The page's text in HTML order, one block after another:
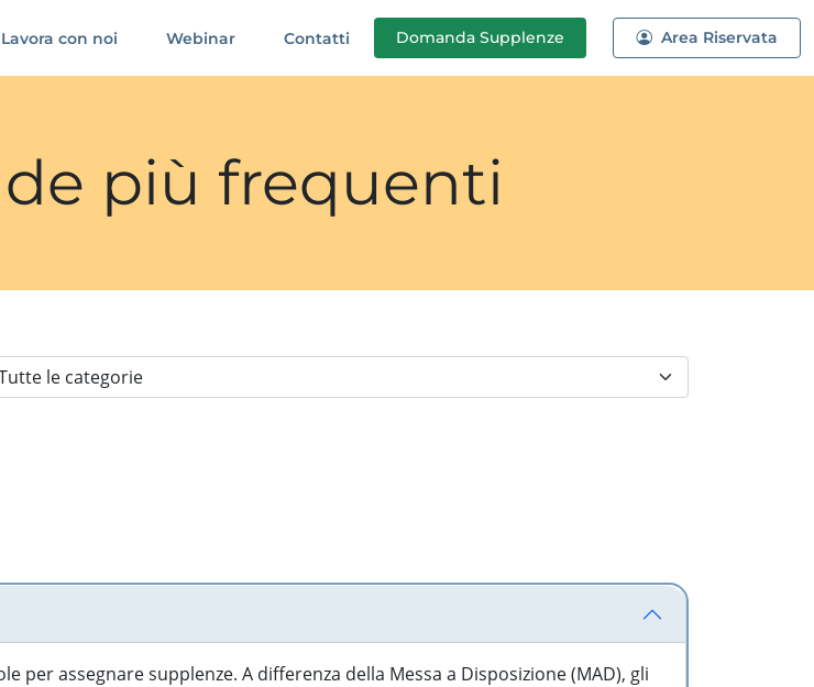
Lavora con noi Webinar Contatti Domanda Supplenze Area Riservata
più frequenti
assegnare supplenze. A differenza della Messa a Disposizione (MAD), gli